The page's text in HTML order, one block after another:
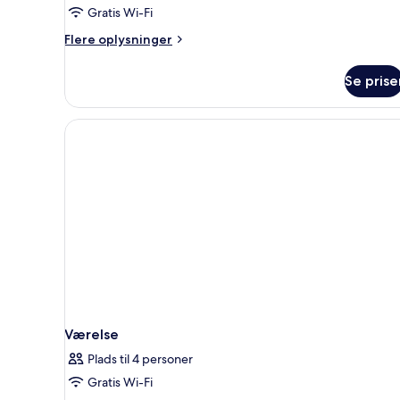
havudsigt
Gratis Wi-Fi
Flere oplysninger
Flere
værelse
havudsigt
Se
Værelse
Plads til 4 personer
Gratis Wi-Fi